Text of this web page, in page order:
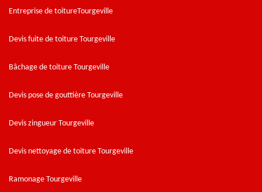
Entreprise de toitureTourgeville
Devis fuite de toiture Tourgeville
Bâchage de toiture Tourgeville
Devis pose de gouttière Tourgeville
Devis zingueur Tourgeville
Devis nettoyage de toiture Tourgeville
Ramonage Tourgeville